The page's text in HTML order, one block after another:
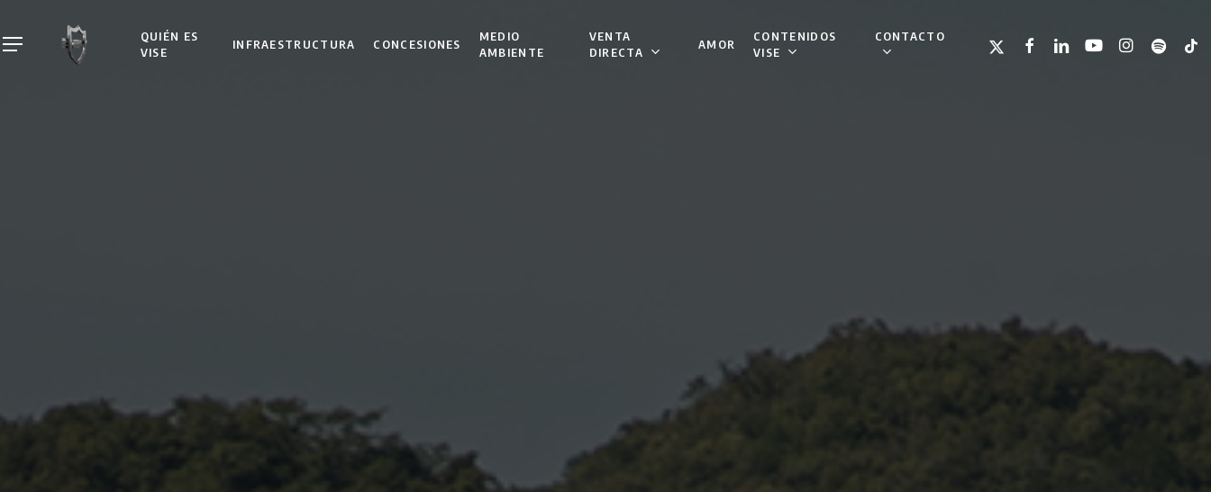
to
Menu
QUIÉN ES
VISE
INFRAESTRUCTURA CONCESIONES
MEDIO
AMBIENTE
VENTA
DIRECTA
AMOR
CONTENIDOS
VISE
CONTACTO TWITTERFACEBOOKLINKEDINYOUTUBEINSTAGRAM
SPOTIFY